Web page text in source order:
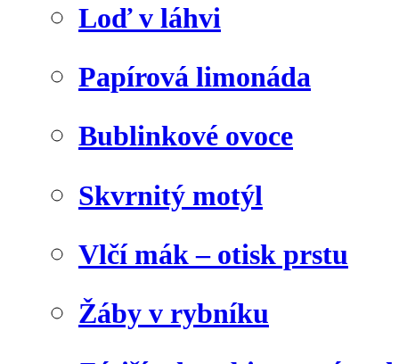
Loď v láhvi
Papírová limonáda
Bublinkové ovoce
Skvrnitý motýl
Vlčí mák – otisk prstu
Žáby v rybníku